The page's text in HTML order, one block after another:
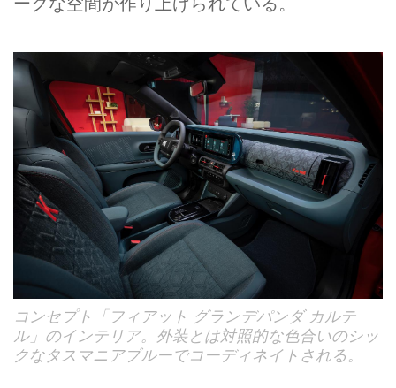
コンセプト「フィアット グランデパンダ カルテ
ル」のインテリア。外装とは対照的な色合いのシッ
クなタスマニアブルーでコーディネイトされる。